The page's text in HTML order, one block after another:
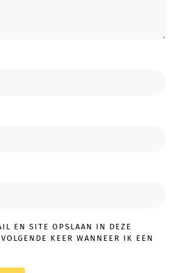
EN SITE OPSLAAN IN DEZE
KEER WANNEER IK EEN